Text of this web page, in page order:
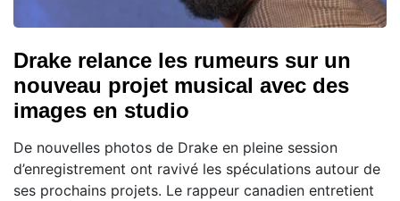
Drake relance les rumeurs sur un
nouveau projet musical avec des
images en studio
De nouvelles photos de Drake en pleine session
d’enregistrement ont ravivé les spéculations autour de
ses prochains projets. Le rappeur canadien entretient